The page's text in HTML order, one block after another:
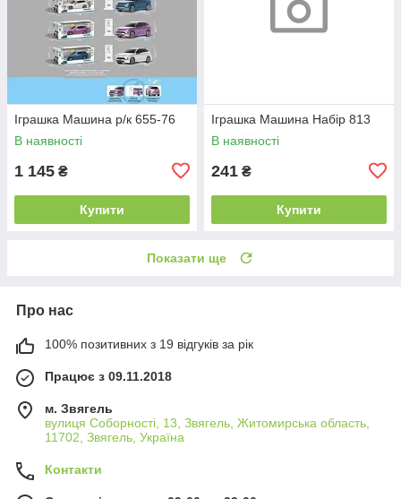
Іграшка Машина р/к 655-76
В наявності
1 145 ₴
Купити
Іграшка Машина Набір 813
В наявності
241 ₴
Купити
Показати ще
Про нас
100% позитивних з 19 відгуків за рік
Працює з 09.11.2018
м. Звягель
вулиця Соборності, 13, Звягель, Житомирська область,
11702, Звягель, Україна
Контакти